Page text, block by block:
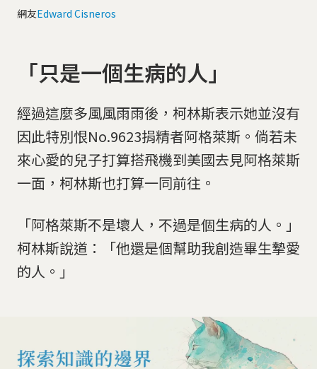
網友Edward Cisneros
「只是一個生病的人」
經過這麼多風風雨雨後，柯林斯表示她並沒有
因此特別恨No.9623捐精者阿格萊斯。倘若未
來心愛的兒子打算搭飛機到美國去見阿格萊斯
一面，柯林斯也打算一同前往。
「阿格萊斯不是壞人，不過是個生病的人。」
柯林斯說道：「他還是個幫助我創造畢生摯愛
的人。」